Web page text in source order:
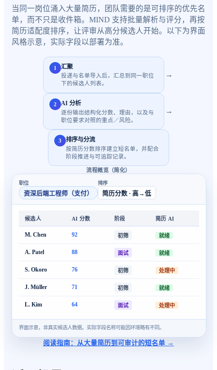
当同一岗位涌入大量简历，团队需要的是可排序的优先名
单，而不只是收件箱。MIND 支持批量解析与评分，再按
简历适配度排序，让评审从高分候选人开始。以下为界面
风格示意，实际字段以部署为准。
1 汇聚
投递与名单导入后，汇总到同一职位
下的候选人列表。
→
2 AI 分析
逐份输出结构化分数、理由，以及与
职位要求对照的重点／风险。
→
3 排序与分流
按简历分数排序建立短名单，并配合
阶段推进与可追踪记录。
流程概览（简化）
职位
资深后端工程师（支付）
排序
简历分数 · 高→低
候选人 AI 分数 阶段 简历 AI
M. Chen 92 初筛 就绪
A. Patel 88 面试 就绪
S. Okoro 76 初筛 处理中
J. Müller 71 初筛 就绪
L. Kim 64 面试 处理中
界面示意，非真实候选人数据。实际字段名称可能因环境略有不同。
阅读指南：从大量简历到可审计的短名单 →